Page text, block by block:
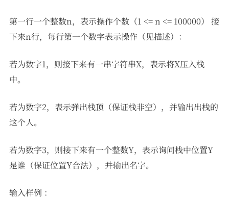
第一行一个整数n，表示操作个数（1 <= n <= 100000） 接
下来n行，每行第一个数字表示操作（见描述）：
若为数字1，则接下来有一串字符串X，表示将X压入栈
中。
若为数字2，表示弹出栈顶（保证栈非空），并输出出栈的
这个人。
若为数字3，则接下来有一个整数Y，表示询问栈中位置Y
是谁（保证位置Y合法），并输出名字。
输入样例 ：